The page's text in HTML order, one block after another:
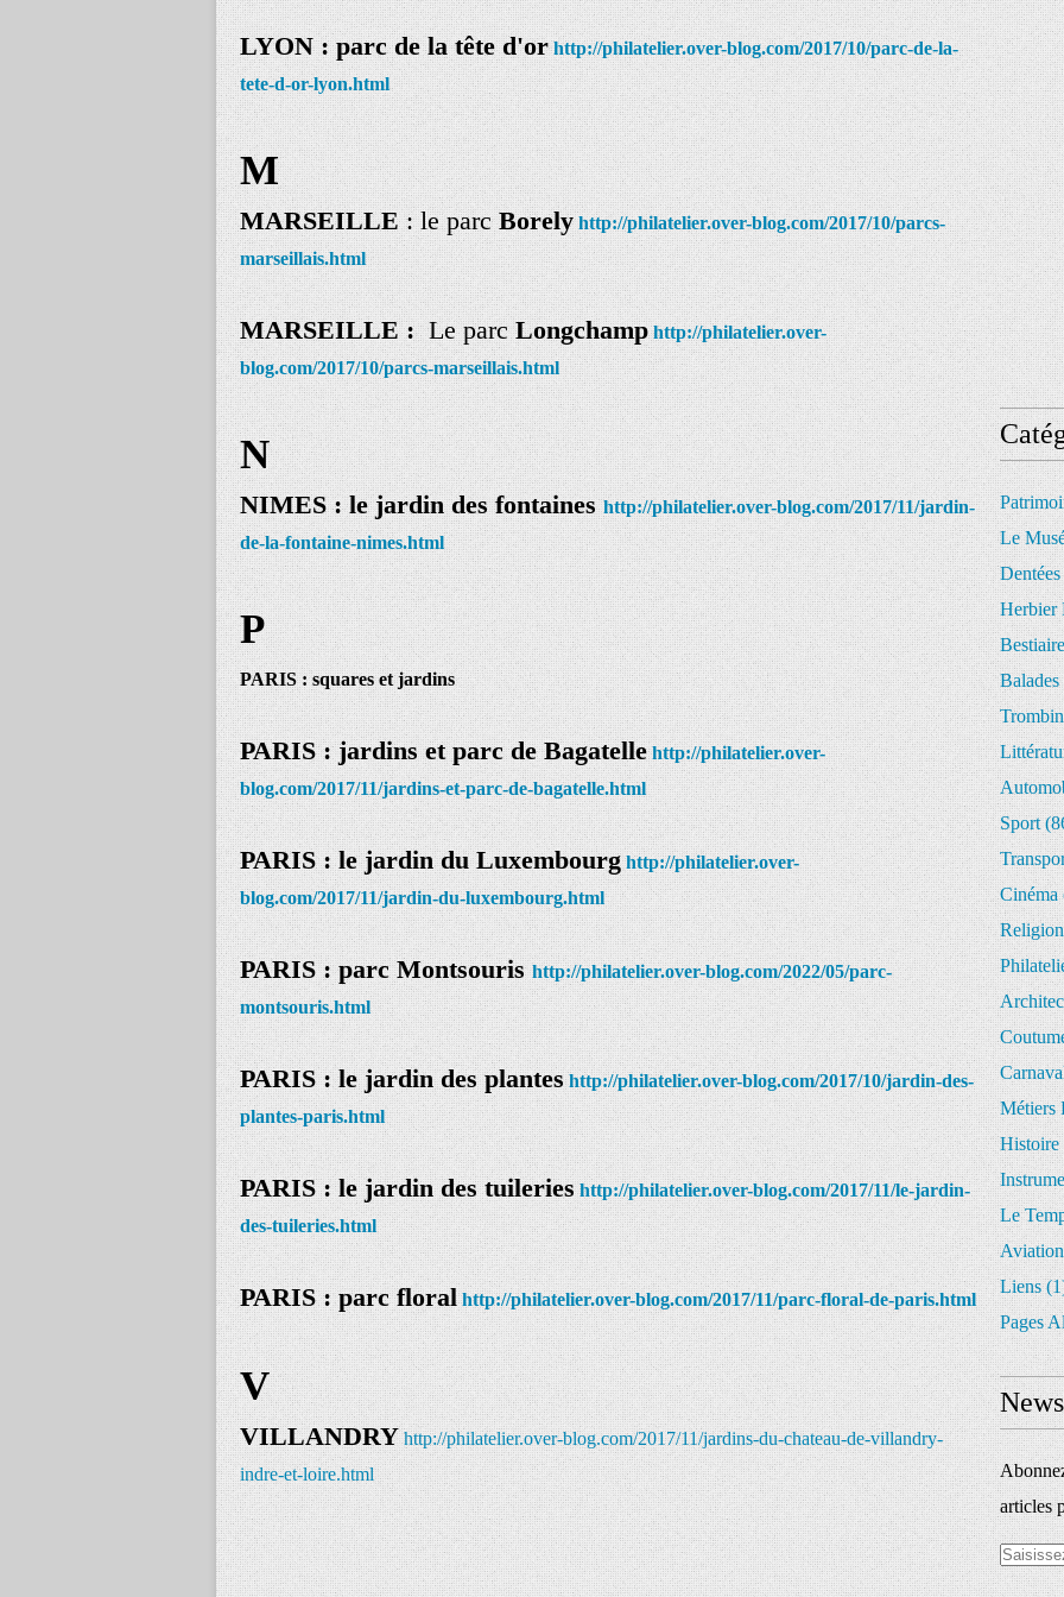
LYON : parc de la tête d'or http://philatelier.over-blog.com/2017/10/parc-de-la-
tete-d-or-lyon.html
M
MARSEILLE: le parcBorely http://philatelier.over-blog.com/2017/10/parcs-
marseillais.html
MARSEILLE :Le parcLongchamp http://philatelier.over-
blog.com/2017/10/parcs-marseillais.html
N
NIMES : le jardin des fontaineshttp://philatelier.over-blog.com/2017/11/jardin-
de-la-fontaine-nimes.html
P
PARIS : squares et jardins
PARIS : jardins et parc de Bagatelle http://philatelier.over-
blog.com/2017/11/jardins-et-parc-de-bagatelle.html
PARIS : le jardin du Luxembourg http://philatelier.over-
blog.com/2017/11/jardin-du-luxembourg.html
PARIS : parc Montsourishttp://philatelier.over-blog.com/2022/05/parc-
montsouris.html
PARIS : le jardin des plantes http://philatelier.over-blog.com/2017/10/jardin-des-
plantes-paris.html
PARIS : le jardin des tuileries http://philatelier.over-blog.com/2017/11/le-jardin-
des-tuileries.html
PARIS : parc floral http://philatelier.over-blog.com/2017/11/parc-floral-de-paris.html
V
VILLANDRY http://philatelier.over-blog.com/2017/11/jardins-du-chateau-de-villandry-
indre-et-loire.html
Le
Dentées
Herbier
Bestiaire
Sport
Cinéma
Religion
Métiers
Histoire
Le
Aviation
Liens
Pages
articles